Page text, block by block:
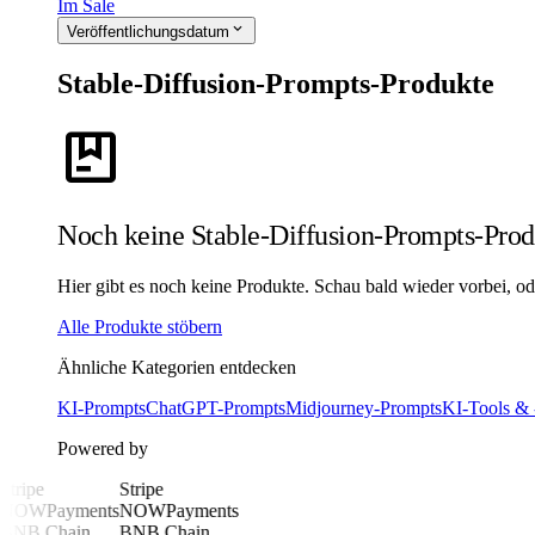
Im Sale
Veröffentlichungsdatum expand_more
Stable-Diffusion-Prompts-Produkte
package
Noch keine Stable-Diffusion-Prompts-
Hier gibt es noch keine Produkte. Schau bald wieder vorbei,
Alle Produkte stöbern
Ähnliche Kategorien entdecken
KI-PromptsChatGPT-PromptsMidjourney-PromptsKI-Tools &
Powered by
Stripe
NOWPayments
Stripe
NOWPayments